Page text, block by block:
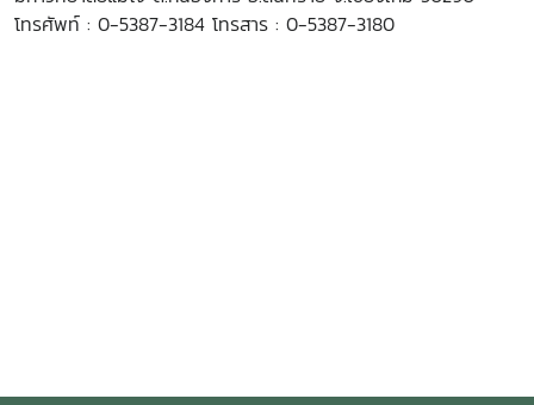
โทรศัพท์ : 0-5387-3184 โทรสาร : 0-5387-3180